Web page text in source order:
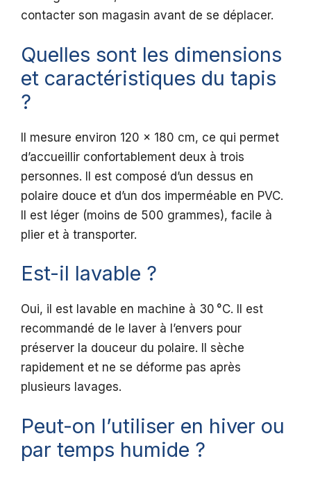
contacter son magasin avant de se déplacer.
Quelles sont les dimensions
et caractéristiques du tapis
?
Il mesure environ 120 x 180 cm, ce qui permet
d’accueillir confortablement deux à trois
personnes. Il est composé d’un dessus en
polaire douce et d’un dos imperméable en PVC.
Il est léger (moins de 500 grammes), facile à
plier et à transporter.
Est-il lavable ?
Oui, il est lavable en machine à 30 °C. Il est
recommandé de le laver à l’envers pour
préserver la douceur du polaire. Il sèche
rapidement et ne se déforme pas après
plusieurs lavages.
Peut-on l’utiliser en hiver ou
par temps humide ?